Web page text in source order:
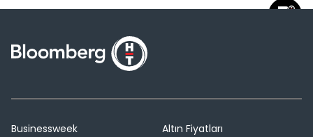
Businessweek
Altın Fiyatları